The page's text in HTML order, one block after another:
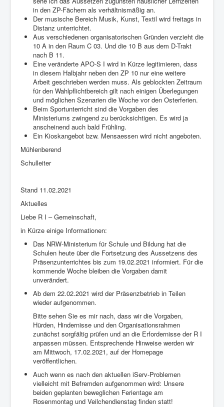
in den ZP-Fächern als verhältnismäßig an.
Der musische Bereich Musik, Kunst, Textil wird freitags in
Distanz unterrichtet.
Aus verschiedenen organisatorischen Gründen verzieht die
10 A in den Raum C 03. Und die 10 B aus dem D-Trakt
nach B 11.
Eine veränderte APO-S I wird in Kürze legitimieren, dass
in diesem Halbjahr neben den ZP 10 nur eine weitere
Arbeit geschrieben werden muss. Als geblockten Zeitraum
für den Wahlpflichtbereich gilt nach einigen Überlegungen
und möglichen Szenarien die Woche vor den Osterferien.
Beim Sportunterricht sind die Vorgaben des
Ministeriums zwingend zu berücksichtigen. Es wird ja
anscheinend auch bald Frühling.
Ein Kioskangebot bzw. Mensaessen wird nicht angeboten.
Mühlenberend
Schulleiter
Stand 11.02.2021
Aktuelles
Liebe R I – Gemeinschaft,
in Kürze einige Informationen:
Das NRW-Ministerium für Schule und Bildung hat die
Schulen heute über die Fortsetzung des Aussetzens des
Präsenzunterrichtes bis zum 19.02.2021 informiert. Für die
kommende Woche bleiben die Vorgaben damit
unverändert.
Ab dem 22.02.2021 wird der Präsenzbetrieb in Teilen
wieder aufgenommen.
Bitte sehen Sie es mir nach, dass wir die Vorgaben,
Hürden, Hindernisse und den Organisationsrahmen
zunächst sorgfältig prüfen und an die Erfordernisse der R I
anpassen müssen. Entsprechende Hinweise werden wir
am Mittwoch, 17.02.2021, auf der Homepage
veröffentlichen.
Auch wenn es nach den aktuellen iServ-Problemen
vielleicht mit Befremden aufgenommen wird: Unsere
beiden geplanten beweglichen Ferientage am
Rosenmontag und Veilchendienstag finden statt!